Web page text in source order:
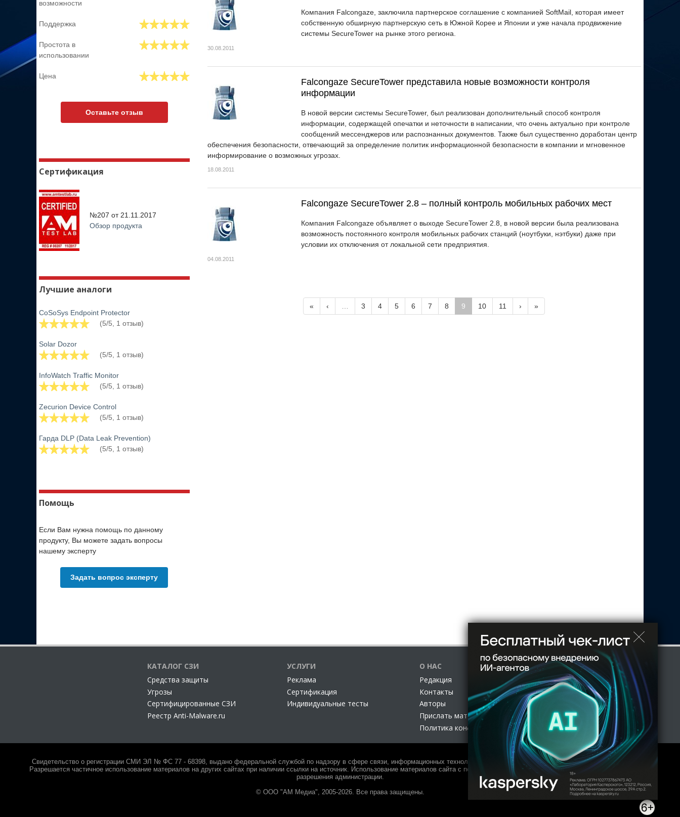
возможности
Поддержка
Простота в
использовании
Цена
Оставьте отзыв
Сертификация
№207 от 21.11.2017
Обзор продукта
Лучшие аналоги
CoSoSys Endpoint Protector
(5/5, 1 отзыв)
Solar Dozor
(5/5, 1 отзыв)
InfoWatch Traffic Monitor
(5/5, 1 отзыв)
Zecurion Device Control
(5/5, 1 отзыв)
Гарда DLP (Data Leak Prevention)
(5/5, 1 отзыв)
Помощь
Если Вам нужна помощь по данному
продукту, Вы можете задать вопросы
нашему эксперту
Задать вопрос эксперту
Компания Falcongaze, заключила партнерское соглашение с компанией SoftMail, которая имеет
собственную обширную партнерскую сеть в Южной Корее и Японии и уже начала продвижение
системы SecureTower на рынке этого региона.
30.08.2011
Falcongaze SecureTower представила новые возможности контроля
информации
В новой версии системы SecureTower, был реализован дополнительный способ контроля
информации, содержащей опечатки и неточности в написании, что очень актуально при контроле
сообщений мессенджеров или распознанных документов. Также был существенно доработан центр
обеспечения безопасности, отвечающий за определение политик информационной безопасности в компании и мгновенное
информирование о возможных угрозах.
18.08.2011
Falcongaze SecureTower 2.8 – полный контроль мобильных рабочих мест
Компания Falcongaze объявляет о выходе SecureTower 2.8, в новой версии была реализована
возможность постоянного контроля мобильных рабочих станций (ноутбуки, нэтбуки) даже при
условии их отключения от локальной сети предприятия.
04.08.2011
« ‹ 3 4 5 6 7 8 9 10 11 › »
КАТАЛОГ СЗИ
Cредства защиты
Угрозы
Сертифицированные СЗИ
Реестр Anti-Malware.ru
УСЛУГИ
Реклама
Сертификация
Индивидуальные тесты
О НАС
Редакция
Контакты
Авторы
Прислать материал
Политика конфиденциальности
Свидетельство о регистрации СМИ ЭЛ № ФС 77 - 68398, выдано федеральной службой по надзору в сфере связи, информационных технологий и массовых коммуникаций (Роскомнадзор) 27.01.2017
Разрешается частичное использование материалов на других сайтах при наличии ссылки на источник. Использование материалов сайта с полной копией оригинала допускается только с письменного
разрешения администрации.
© ООО "АМ Медиа", 2005-2026. Все права защищены.